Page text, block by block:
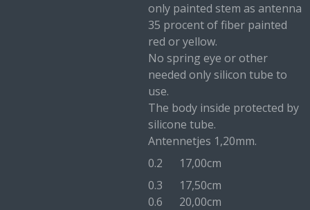
only painted stem as antenna
35 procent of fiber painted
red or yellow.
No spring eye or other
needed only silicon tube to
use.
The body inside protected by
silicone tube.
Antennetjes 1,20mm.
0.2 17,00cm
0.3 17,50cm
0.6 20,00cm